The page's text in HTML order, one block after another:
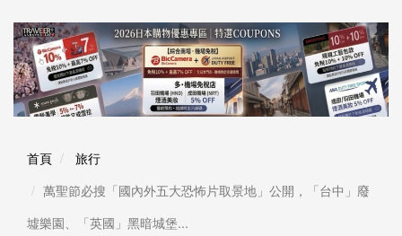
首頁
旅行
萬聖節必搜「國內外五大恐怖片取景地」公開，「台中」廢
墟樂園、「英國」黑暗城堡...